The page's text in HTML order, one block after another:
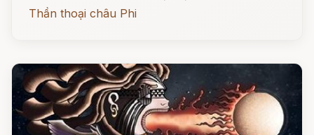
Thần thoại châu Phi